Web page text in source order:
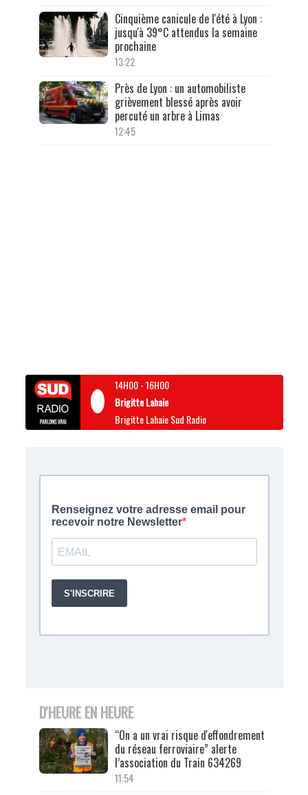
Cinquième canicule de l'été à Lyon :
jusqu'à 39°C attendus la semaine
prochaine
13:22
Près de Lyon : un automobiliste
grièvement blessé après avoir
percuté un arbre à Limas
12:45
14H00-16H00
Brigitte Lahaie
Brigitte Lahaie Sud Radio
D'HEURE EN HEURE
“On a un vrai risque d'effondrement
du réseau ferroviaire” alerte
l’association du Train 634269
11:54